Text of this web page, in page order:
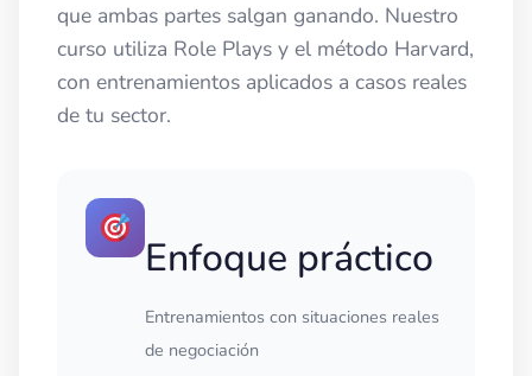
que ambas partes salgan ganando. Nuestro
curso utiliza Role Plays y el método Harvard,
con entrenamientos aplicados a casos reales
de tu sector.
Enfoque práctico
Entrenamientos con situaciones reales
de negociación